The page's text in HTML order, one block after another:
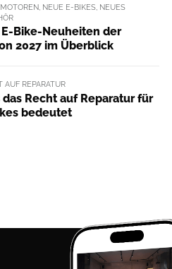
NEUE E-BIKES, NEUES
Bike-Neuheiten der
2027 im Überblick
AUF REPARATUR
das Recht auf Reparatur für
bedeutet